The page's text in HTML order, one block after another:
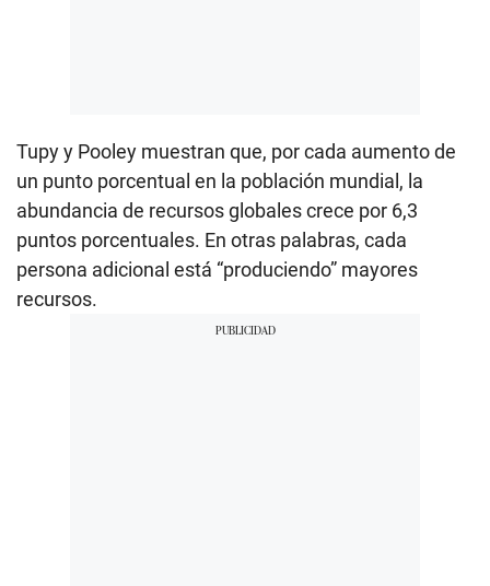
Tupy y Pooley muestran que, por cada aumento de
un punto porcentual en la población mundial, la
abundancia de recursos globales crece por 6,3
puntos porcentuales. En otras palabras, cada
persona adicional está “produciendo” mayores
recursos.